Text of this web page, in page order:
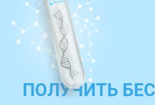
ПОЛУЧИТЬ